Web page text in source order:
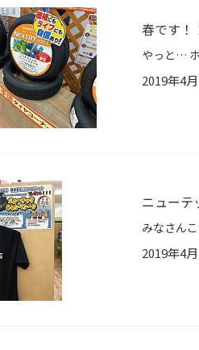
春です！
2019年4
ニューテ
2019年4